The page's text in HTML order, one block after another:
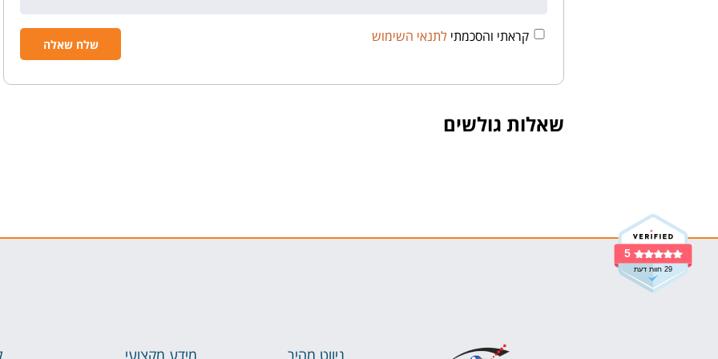
קראתי והסכמתי לתנאי השימוש
שאלות גולשים
5
29 חוות דעת
ניווט מהיר מידע מקצועי